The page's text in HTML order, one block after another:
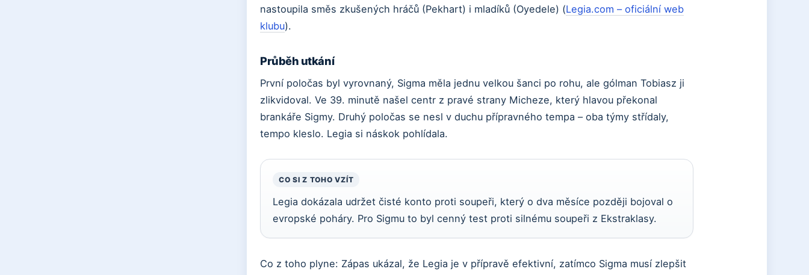
nastoupila směs zkušených hráčů (Pekhart) i mladíků (Oyedele) (Legia.com – oficiální web
klubu).
Průběh utkání
První poločas byl vyrovnaný, Sigma měla jednu velkou šanci po rohu, ale gólman Tobiasz ji
zlikvidoval. Ve 39. minutě našel centr z pravé strany Micheze, který hlavou překonal
brankáře Sigmy. Druhý poločas se nesl v duchu přípravného tempa – oba týmy střídaly,
tempo kleslo. Legia si náskok pohlídala.
CO SI Z TOHO VZÍT
Legia dokázala udržet čisté konto proti soupeři, který o dva měsíce později bojoval o
evropské poháry. Pro Sigmu to byl cenný test proti silnému soupeři z Ekstraklasy.
Co z toho plyne: Zápas ukázal, že Legia je v přípravě efektivní, zatímco Sigma musí zlepšit